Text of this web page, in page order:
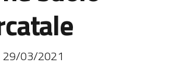
29/03/2021